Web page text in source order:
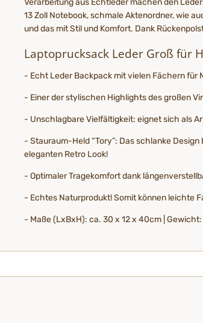
13 Zoll Notebook, schmale Aktenordner, wie
und das mit Stil und Komfort. Dank
Laptoprucksack Leder Groß für
- Echt Leder Backpack mit vielen Fächern für
- Einer der stylischen Highlights des großen
- Unschlagbare Vielfältigkeit: eignet sich als
- Stauraum-Held “Tory”: Das schlanke
eleganten Retro Look!
- Optimaler Tragekomfort dank
- Echtes Naturprodukt! Somit können leichte
- Maße (LxBxH): ca. 30 x 12 x 40cm |